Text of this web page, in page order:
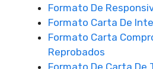
Formato De
Formato Carta De
Formato Carta
Reprobados
Formato De Carta De